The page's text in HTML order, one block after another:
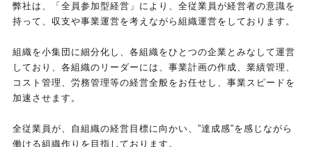
弊社は、「全員参加型経営」により、全従業員が経営者の意識を
持って、収支や事業運営を考えながら組織運営をしております。
組織を小集団に細分化し、各組織をひとつの企業とみなして運営
しており、各組織のリーダーには、事業計画の作成、業績管理、
コスト管理、労務管理等の経営全般をお任せし、事業スピードを
加速させます。
全従業員が、自組織の経営目標に向かい、”達成感”を感じながら
働ける組織作りを目指しております。